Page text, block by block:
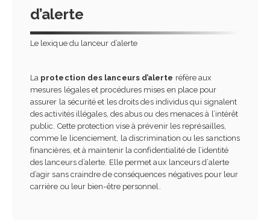
d’alerte
Le lexique du lanceur d’alerte
La protection des lanceurs d’alerte réfère aux
mesures légales et procédures mises en place pour
assurer la sécurité et les droits des individus qui signalent
des activités illégales, des abus ou des menaces à l’intérêt
public. Cette protection vise à prévenir les représailles,
comme le licenciement, la discrimination ou les sanctions
financières, et à maintenir la confidentialité de l’identité
des lanceurs d’alerte. Elle permet aux lanceurs d’alerte
d’agir sans craindre de conséquences négatives pour leur
carrière ou leur bien-être personnel.